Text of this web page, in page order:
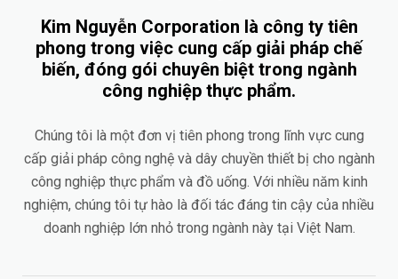
Kim Nguyễn Corporation là công ty tiên
phong trong việc cung cấp giải pháp chế
biến, đóng gói chuyên biệt trong ngành
công nghiệp thực phẩm.
Chúng tôi là một đơn vị tiên phong trong lĩnh vực cung
cấp giải pháp công nghệ và dây chuyền thiết bị cho ngành
công nghiệp thực phẩm và đồ uống. Với nhiều năm kinh
nghiệm, chúng tôi tự hào là đối tác đáng tin cậy của nhiều
doanh nghiệp lớn nhỏ trong ngành này tại Việt Nam.